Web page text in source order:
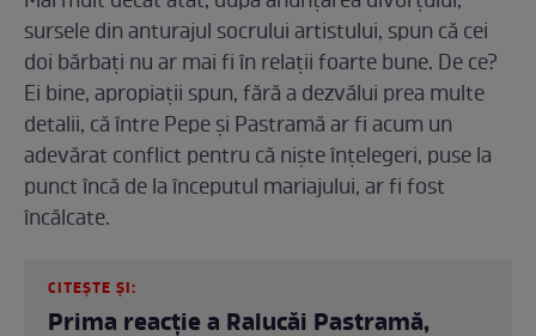
sursele din anturajul socrului artistului, spun că cei
doi bărbați nu ar mai fi în relații foarte bune. De ce?
Ei bine, apropiații spun, fără a dezvălui prea multe
detalii, că între Pepe și Pastramă ar fi acum un
adevărat conflict pentru că niște înțelegeri, puse la
punct încă de la începutul mariajului, ar fi fost
încălcate.
CITEȘTE ȘI:
Prima reacție a Ralucăi Pastramă,